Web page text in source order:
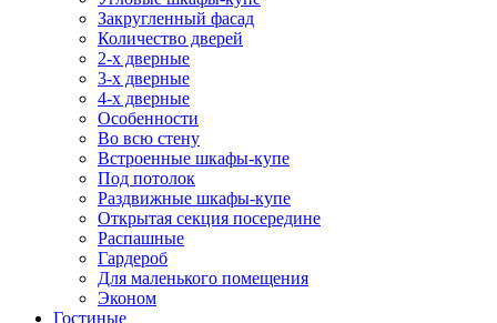
Закругленный фасад
Количество дверей
2-х дверные
3-х дверные
4-х дверные
Особенности
Во всю стену
Встроенные шкафы-купе
Под потолок
Раздвижные шкафы-купе
Открытая секция посередине
Распашные
Гардероб
Для маленького помещения
Эконом
Гостиные